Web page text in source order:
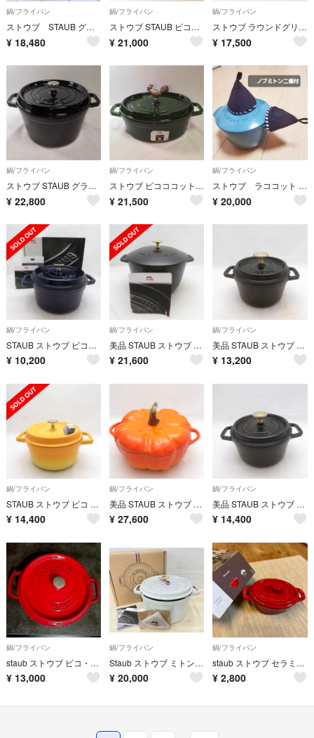
鍋/フライパン
ストウブ STAUB グリルパン ガラス蓋付き 30cm 美品 両手鍋 フランス
¥ 18,480
鍋/フライパン
ストウブ STAUB ピコココット オーバル 29cm チェリー 美品
¥ 21,000
鍋/フライパン
ストウブ ラウンドグリルパン 27cm ブラック 折りたたみハンドル 未使用品
¥ 17,500
鍋/フライパン
ストウブ STAUB グランドココット ラウンド 24cm シャイニーブラック
¥ 22,800
鍋/フライパン
ストウブ ピコココット オーバル 27cm バジルグリーン チキンノブ 訳あり品
¥ 21,500
鍋/フライパン
ストウブ ラココット 16 cm, ラウンド, ミント, 鋳鉄 非売品ノブミトン二個セット
¥ 20,000
鍋/フライパン
STAUB ストウブ ピコ・ココット ラウンド 両手鍋 グランブルー ほうろう 20cm SD240Z
¥ 10,200
鍋/フライパン
美品 STAUB ストウブ ラ ココット de GOHAN 20cm 両手鍋 Lサイズ 3-5合炊き SN613L1
¥ 21,600
鍋/フライパン
美品 STAUB ストウブ ピコ ココット ラウンド 両手鍋 14cm SO4140C2
¥ 13,200
鍋/フライパン
STAUB ストウブ ピコ ココット ラウンド 両手鍋 20cm SO4129Z
¥ 14,400
鍋/フライパン
美品 STAUB ストウブ パンプキンココット 両手鍋 24cm かぼちゃ SO4128Z
¥ 27,600
鍋/フライパン
美品 STAUB ストウブ ピコ ココット ラウンド 両手鍋 16cm SO4127Z
¥ 14,400
鍋/フライパン
staub ストウブ ピコ・ココット ラウンド 24cm チェリー Used 琺瑯鍋 赤
¥ 13,000
鍋/フライパン
Staub ストウブ ミトン付ココット 24cm ラウンド カンパーニュ 両手鍋
¥ 20,000
鍋/フライパン
staub ストウブ セラミックオーバルミニココット 40511－086 チェリー プロユース
¥ 2,800